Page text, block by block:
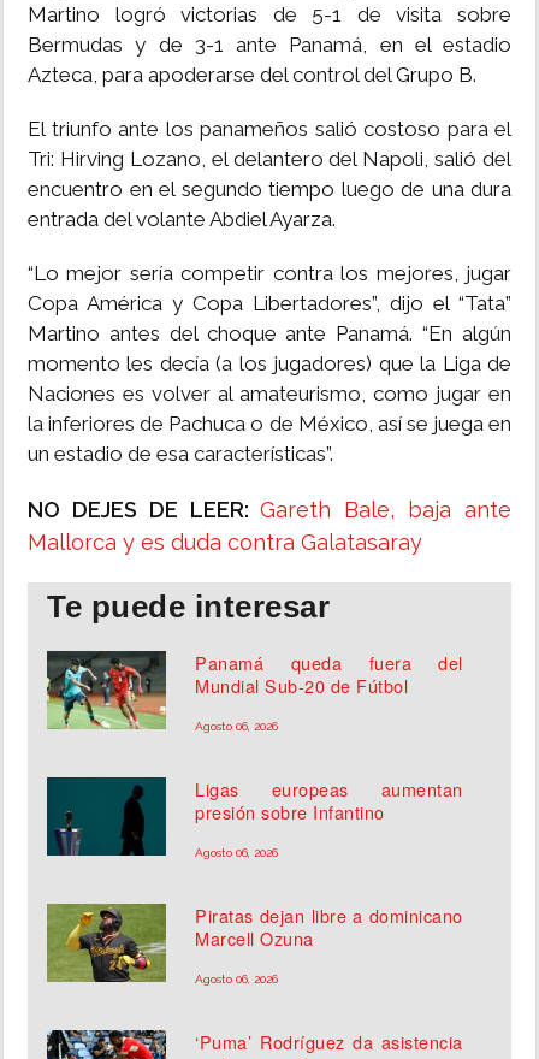
Martino logró victorias de 5-1 de visita sobre
Bermudas y de 3-1 ante Panamá, en el estadio
Azteca, para apoderarse del control del Grupo B.
El triunfo ante los panameños salió costoso para el
Tri: Hirving Lozano, el delantero del Napoli, salió del
encuentro en el segundo tiempo luego de una dura
entrada del volante Abdiel Ayarza.
“Lo mejor sería competir contra los mejores, jugar
Copa América y Copa Libertadores”, dijo el “Tata”
Martino antes del choque ante Panamá. “En algún
momento les decía (a los jugadores) que la Liga de
Naciones es volver al amateurismo, como jugar en
la inferiores de Pachuca o de México, así se juega en
un estadio de esa características”.
NO DEJES DE LEER:Gareth Bale, baja ante
Mallorca y es duda contra Galatasaray
Te puede interesar
Panamá queda fuera del
Mundial Sub-20 de Fútbol
Agosto 06, 2026
Ligas europeas aumentan
presión sobre Infantino
Agosto 06, 2026
Piratas dejan libre a dominicano
Marcell Ozuna
Agosto 06, 2026
‘Puma’ Rodríguez da asistencia